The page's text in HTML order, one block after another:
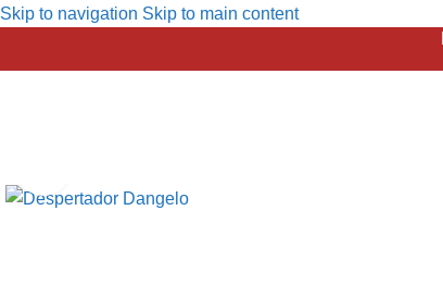
Skip to navigation Skip to main content